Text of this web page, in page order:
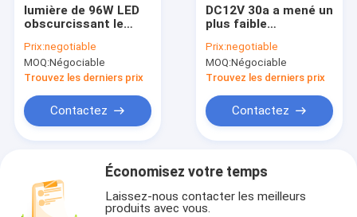
lumière de 96W LED
obscurcissant le
DESSUS OUTRE de la
Manche menée par
PWM du rhéostat 1
Prix:negotiable
MOQ:Négociable
Trouvez les derniers prix
Contactez
DC12V 30a a mené un
plus faible
88*63*25mm de
puissance élevée la 1
Manche
Prix:negotiable
MOQ:Négociable
Trouvez les derniers prix
Contactez
Économisez votre temps
Laissez-nous contacter les meilleurs
produits avec vous.